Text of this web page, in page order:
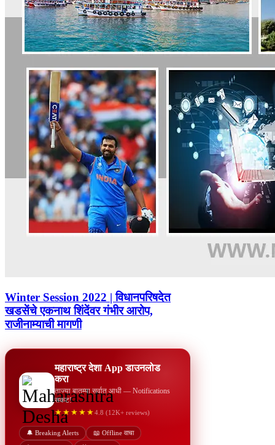
Winter Session 2022 | विधानपरिषदेत
खडसेंचे एकनाथ शिंदेंवर गंभीर आरोप,
राजीनाम्याची मागणी
महाराष्ट्र देशा App डाउनलोड
करा
ताज्या बातम्या सर्वात आधी — Notifications
सकट!
★★★★★4.8 (12K+ reviews)
🔔 Breaking Alerts 📖 Offline वाचा